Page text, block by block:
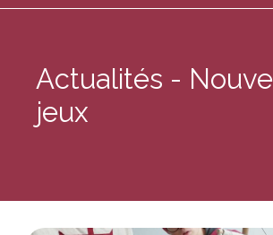
Actualités -
jeux